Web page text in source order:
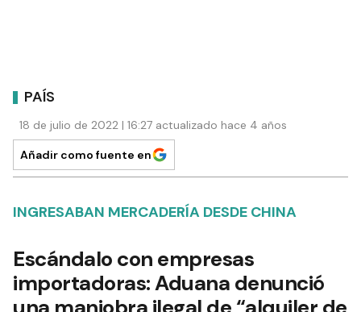
PAÍS
18 de julio de 2022 | 16:27 actualizado hace 4 años
Añadir como fuente en
INGRESABAN MERCADERÍA DESDE CHINA
Escándalo con empresas
importadoras: Aduana denunció